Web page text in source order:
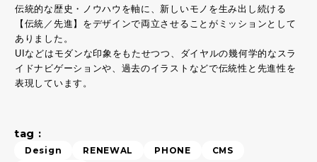
伝統的な歴史・ノウハウを軸に、新しいモノを生み出し続ける
【伝統／先進】をデザインで両立させることがミッションとして
ありました。
UIなどはモダンな印象をもたせつつ、ダイヤルの幾何学的なスラ
イドナビゲーションや、過去のイラストなどで伝統性と先進性を
表現しています。
tag :
Design RENEWAL PHONE
CMS